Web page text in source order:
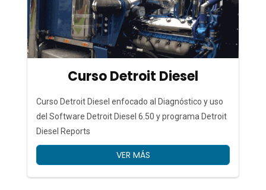
Curso Detroit Diesel
Curso Detroit Diesel enfocado al Diagnóstico y uso
del Software Detroit Diesel 6.50 y programa Detroit
Diesel Reports
VER MÁS